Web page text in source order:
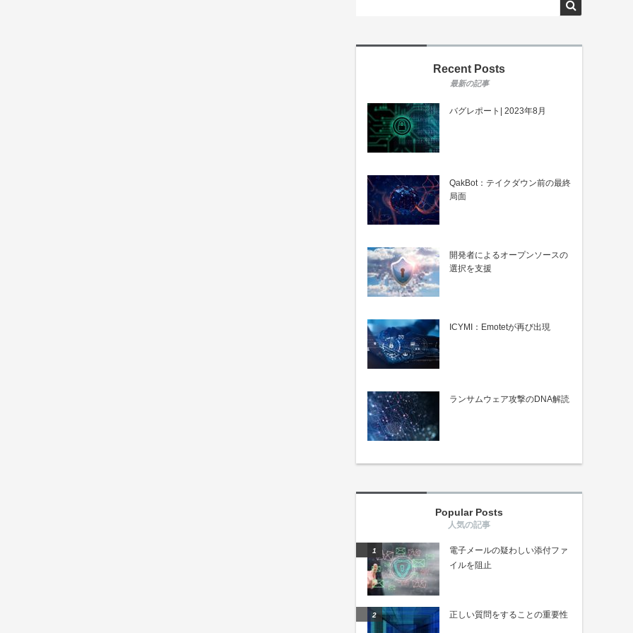
Recent Posts
バグレポート| 2023年8月
QakBot：テイクダウン前の最終
局面
開発者によるオープンソースの
選択を支援
ICYMI：Emotetが再び出現
ランサムウェア攻撃のDNA解読
Popular Posts
電子メールの疑わしい添付ファ
イルを阻止
正しい質問をすることの重要性